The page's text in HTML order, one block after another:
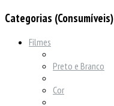
Categorias (Consumíveis)
Filmes
Preto e Branco
Cor